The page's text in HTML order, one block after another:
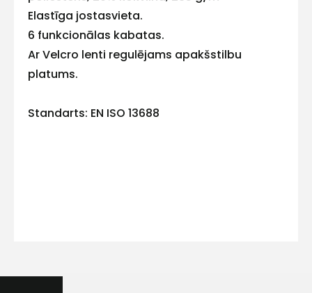
Elastīga jostasvieta.
6 funkcionālas kabatas.
Ar Velcro lenti regulējams apakšstilbu
platums.
Standarts: EN ISO 13688
Kontakttālrunis